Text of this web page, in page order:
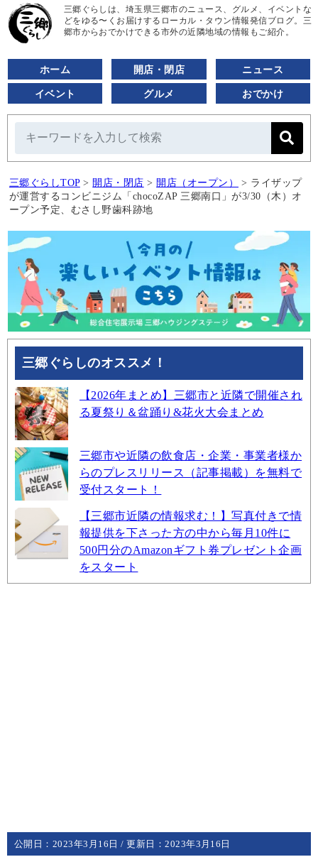
三郷ぐらしは、埼玉県三郷市のニュース、グルメ、イベントな
どをゆる〜くお届けするローカル・タウン情報発信ブログ。三
郷市からおでかけできる市外の近隣地域の情報もご紹介。
ホーム 開店・閉店 ニュース
イベント グルメ おでかけ
三郷ぐらしTOP > 開店・閉店 > 開店（オープン） > ライザップ
が運営するコンビニジム「chocoZAP 三郷南口」が3/30（木）オ
ープン予定、むさし野歯科跡地
三郷ぐらしのオススメ！
【2026年まとめ】三郷市と近隣で開催され
る夏祭り＆盆踊り&花火大会まとめ
三郷市や近隣の飲食店・企業・事業者様か
らのプレスリリース（記事掲載）を無料で
受付スタート！
【三郷市近隣の情報求む！】写真付きで情
報提供を下さった方の中から毎月10件に
500円分のAmazonギフト券プレゼント企画
をスタート
公開日： 2023年3月16日 / 更新日：2023年3月16日